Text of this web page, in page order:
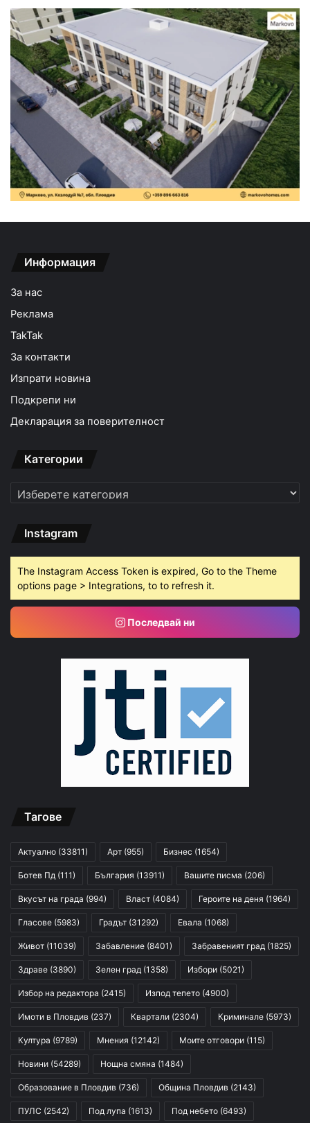
Информация
За нас
Реклама
TakTak
За контакти
Изпрати новина
Подкрепи ни
Декларация за поверителност
Категории
Категории
Instagram
The Instagram Access Token is expired, Go to the Theme
options page > Integrations, to to refresh it.
Последвай ни
Тагове
Актуално (33811) Арт (955) Бизнес (1654)
Ботев Пд (111) България (13911) Вашите писма (206)
Вкусът на града (994) Власт (4084) Героите на деня (1964)
Гласове (5983) Градът (31292) Евала (1068)
Живот (11039) Забавление (8401) Забравеният град (1825)
Здраве (3890) Зелен град (1358) Избори (5021)
Избор на редактора (2415) Изпод тепето (4900)
Имоти в Пловдив (237) Квартали (2304) Криминале (5973)
Култура (9789) Мнения (12142) Моите отговори (115)
Новини (54289) Нощна смяна (1484)
Образование в Пловдив (736) Община Пловдив (2143)
ПУЛС (2542) Под лупа (1613) Под небето (6493)